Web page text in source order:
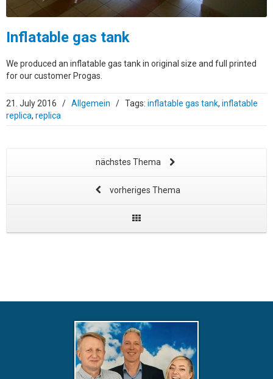
Inflatable gas tank
We produced an inflatable gas tank in original size and full printed
for our customer Progas.
21. July 2016 / Allgemein / Tags: inflatable gas tank, inflatable
replica, replica
nächstes Thema
vorheriges Thema